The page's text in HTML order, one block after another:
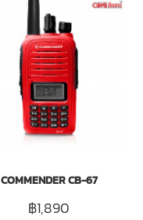
COMMENDER CB-67
฿1,890